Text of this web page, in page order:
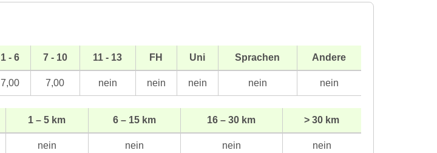
1 - 6 7 - 10 11 - 13 FH Uni Sprachen Andere
7,00 7,00 nein nein nein nein nein
1 – 5 km 6 – 15 km 16 – 30 km > 30 km
nein nein nein nein